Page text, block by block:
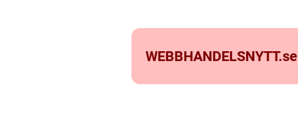
WEBBHANDELSNYTT.se